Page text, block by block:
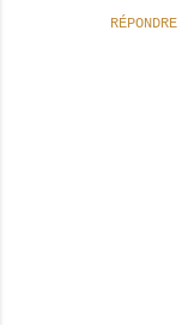
RÉPONDRE